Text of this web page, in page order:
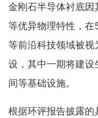
金刚石半导体衬底
等优异物理特性，
等前沿科技领域被
设，其中一期将建
间等基础设施。
根据环评报告披露